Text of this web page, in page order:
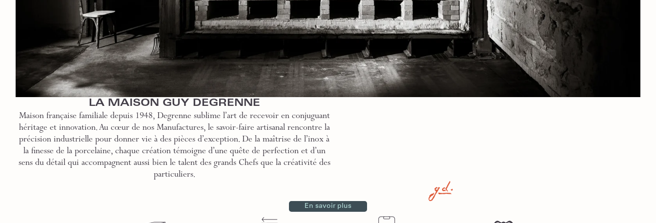
LA MAISON GUY DEGRENNE
Maison française familiale depuis 1948, Degrenne sublime l’art de recevoir en conjuguant
héritage et innovation. Au cœur de nos Manufactures, le savoir-faire artisanal rencontre la
précision industrielle pour donner vie à des pièces d’exception. De la maîtrise de l’inox à
la finesse de la porcelaine, chaque création témoigne d’une quête de perfection et d’un
sens du détail qui accompagnent aussi bien le talent des grands Chefs que la créativité des
particuliers.
En savoir plus